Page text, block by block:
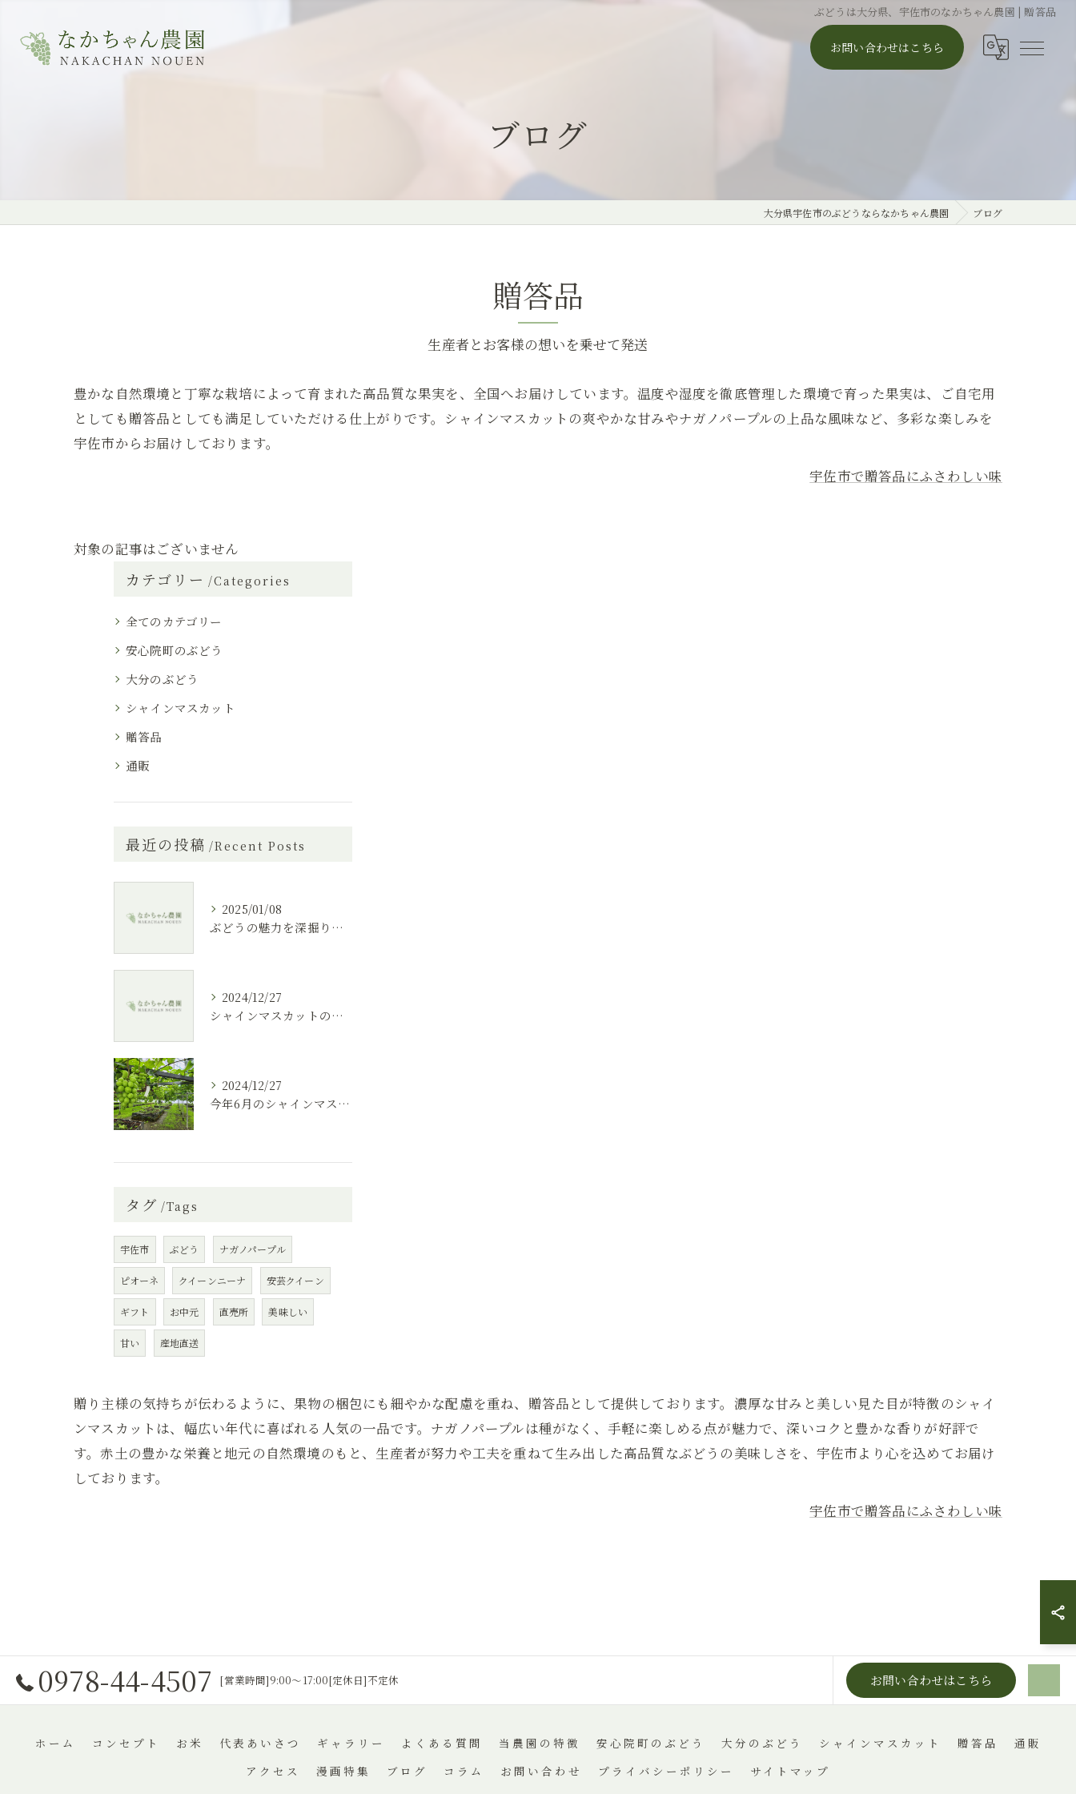
ぶどうは大分県、宇佐市のなかちゃん農園 | 贈答品
お問い合わせはこちら
ブログ
大分県宇佐市のぶどうならなかちゃん農園 ブログ
贈答品
生産者とお客様の想いを乗せて発送
豊かな自然環境と丁寧な栽培によって育まれた高品質な果実を、全国へお届けしています。温度や湿度を徹底管理した環境で育った果実は、ご自宅用
としても贈答品としても満足していただける仕上がりです。シャインマスカットの爽やかな甘みやナガノパープルの上品な風味など、多彩な楽しみを
宇佐市からお届けしております。
宇佐市で贈答品にふさわしい味
対象の記事はございません
カテゴリー Categories
全てのカテゴリー
安心院町のぶどう
大分のぶどう
シャインマスカット
贈答品
通販
最近の投稿 Recent Posts
2025/01/08
ぶどうの魅力を深掘りする
2024/12/27
シャインマスカットの紹介
2024/12/27
今年6月のシャインマスカット根域制限栽培です
タグ Tags
宇佐市 ぶどう ナガノパープル
ピオーネ クイーンニーナ 安芸クイーン
ギフト お中元 直売所 美味しい
甘い 産地直送
贈り主様の気持ちが伝わるように、果物の梱包にも細やかな配慮を重ね、贈答品として提供しております。濃厚な甘みと美しい見た目が特徴のシャイ
ンマスカットは、幅広い年代に喜ばれる人気の一品です。ナガノパープルは種がなく、手軽に楽しめる点が魅力で、深いコクと豊かな香りが好評で
す。赤土の豊かな栄養と地元の自然環境のもと、生産者が努力や工夫を重ねて生み出した高品質なぶどうの美味しさを、宇佐市より心を込めてお届け
しております。
宇佐市で贈答品にふさわしい味
0978-44-4507 [営業時間]9:00～17:00[定休日]不定休 お問い合わせはこちら
ホーム コンセプト お米 代表あいさつ ギャラリー よくある質問 当農園の特徴 安心院町のぶどう 大分のぶどう シャインマスカット 贈答品
通販
アクセス
漫画特集 ブログ コラム お問い合わせ プライバシーポリシー サイトマップ